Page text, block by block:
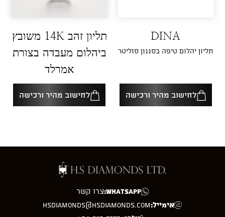
DINA
תליון יהלום טיפה בסגנון סוליטר
לחישוב מהיר ורכישה
תליון זהב 14K משובץ
ביהלום מעבדה בצורת
אמרלד
לחישוב מהיר ורכישה
WhatsApp: צרו קשר
אימייל:hsdiamonds@hsdiamonds.com